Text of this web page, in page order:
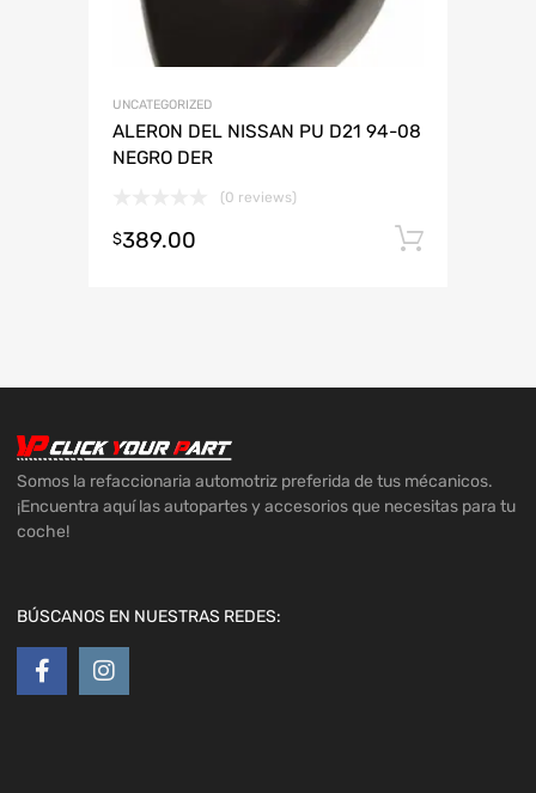
UNCATEGORIZED
ALERON DEL NISSAN PU D21 94-08
NEGRO DER
(0 reviews)
$389.00
Somos la refaccionaria automotriz preferida de tus mécanicos.
¡Encuentra aquí las autopartes y accesorios que necesitas para tu
coche!
BÚSCANOS EN NUESTRAS REDES: